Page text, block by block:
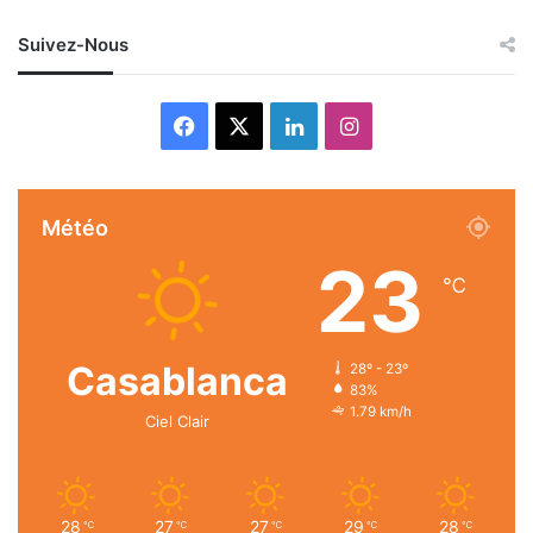
Suivez-Nous
Facebook LinkedinInstagram
Météo
Casablanca
Ciel Clair
23 ℃
28º - 23º
83%
1.79 km/h
28 ℃ 27 ℃ 27 ℃ 29 ℃ 28 ℃